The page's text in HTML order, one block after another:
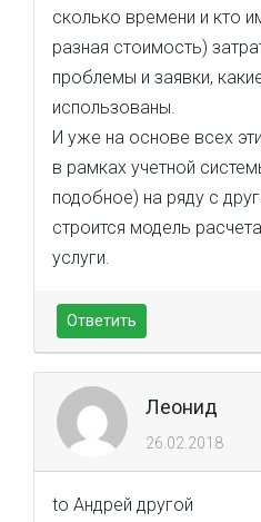
сколько времени и кто
разная стоимость)
проблемы и заявки,
использованы.
И уже на основе всех
в рамках учетной
подобное) на ряду с
строится модель
услуги.
Ответить
Леонид
26.02.2018
to Андрей другой